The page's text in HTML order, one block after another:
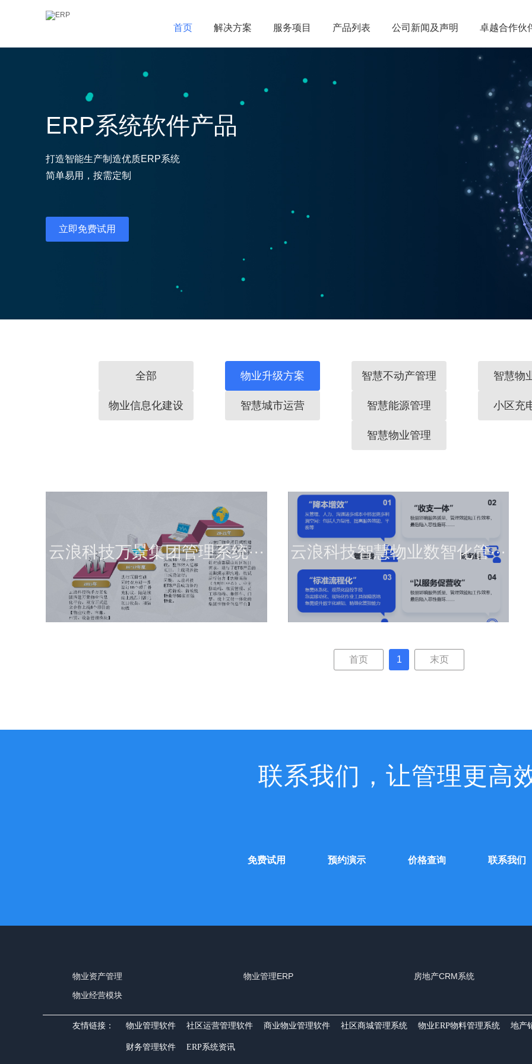
首页 解决方案 服务项目 产品列表 公司新闻及声明 卓越合作伙
首页 解决方案 服务项目 产品列表 公司新闻及声明 卓越合作伙
ERP系统软件产品
打造智能生产制造优质ERP系统
简单易用，按需定制
立即免费试用
全部 物业升级方案 智慧不动产管理 智慧物
物业信息化建设 智慧城市运营 智慧能源管理 小区充
智慧物业管理
云浪科技万景集团管理系统···
查看详情
云浪科技智慧物业数智化管···
查看详情
首页 1 末页
联系我们，让管理更高
免费试用 预约演示 价格查询 联系我们
物业资产管理 物业管理ERP
房地产CRM系统
物业经营模块
友情链接： 物业管理软件 社区运营管理软件 商业物业管理软件 社区商城管理系统 物业ERP物料管理系统 地产
财务管理软件 ERP系统资讯